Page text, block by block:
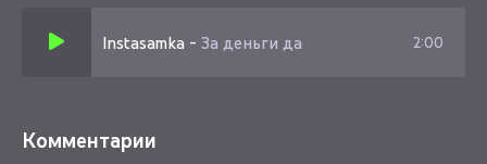
Instasamka - За деньги да 2:00
Комментарии